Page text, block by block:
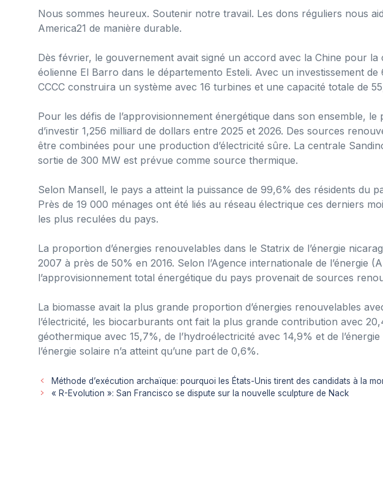
Nous sommes heureux. Soutenir notre travail. Les dons réguliers nous
America21 de manière durable.
Dès février, le gouvernement avait signé un accord avec la Chine pour la
éolienne El Barro dans le départemento Esteli. Avec un investissement de
CCCC construira un système avec 16 turbines et une capacité totale de
Pour les défis de l’approvisionnement énergétique dans son ensemble, le
d’investir 1,256 milliard de dollars entre 2025 et 2026. Des sources
être combinées pour une production d’électricité sûre. La centrale
sortie de 300 MW est prévue comme source thermique.
Selon Mansell, le pays a atteint la puissance de 99,6% des résidents du
Près de 19 000 ménages ont été liés au réseau électrique ces derniers
les plus reculées du pays.
La proportion d’énergies renouvelables dans le Statrix de l’énergie
2007 à près de 50% en 2016. Selon l’Agence internationale de l’énergie
l’approvisionnement total énergétique du pays provenait de sources
La biomasse avait la plus grande proportion d’énergies renouvelables
l’électricité, les biocarburants ont fait la plus grande contribution avec
géothermique avec 15,7%, de l’hydroélectricité avec 14,9% et de
l’énergie solaire n’a atteint qu’une part de 0,6%.
Méthode d’exécution archaïque: pourquoi les États-Unis tirent des candidats à la
« R-Evolution »: San Francisco se dispute sur la nouvelle sculpture de Nack